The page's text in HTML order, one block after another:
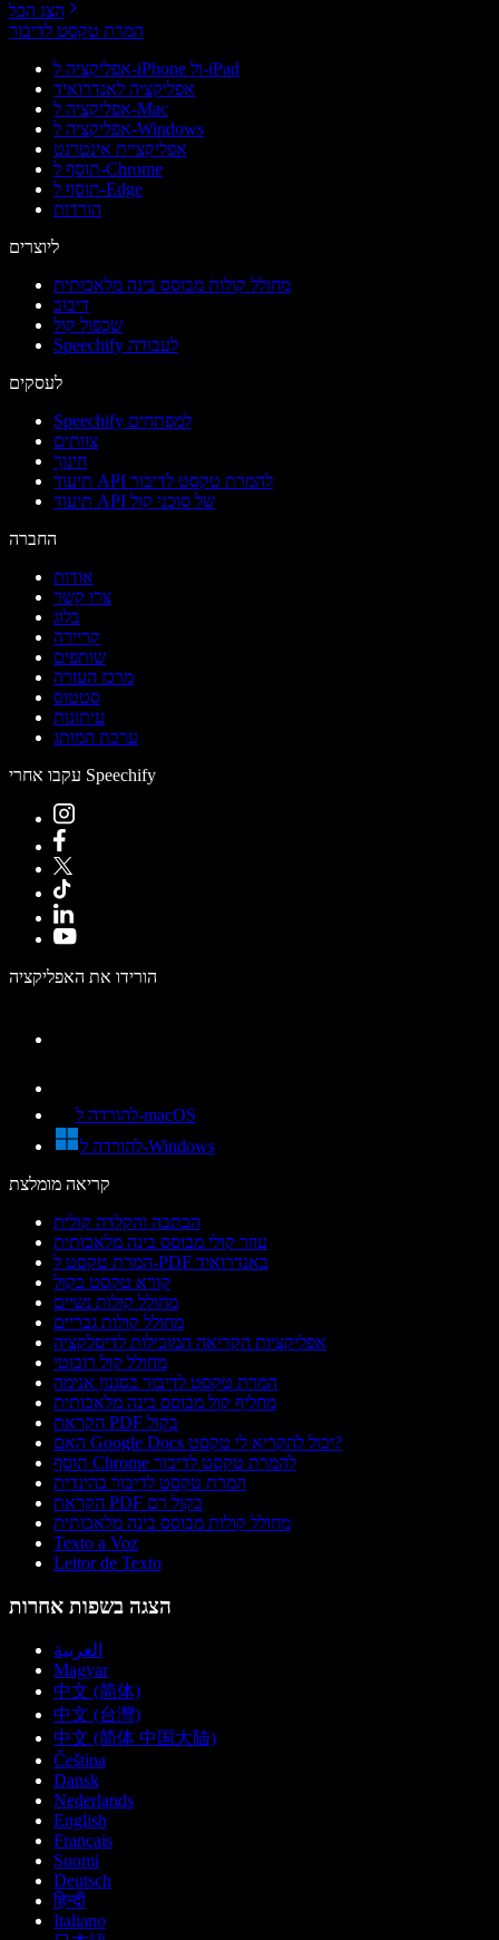
הצג הכל
המרת טקסט לדיבור
אפליקציה ל-iPhone ול-iPad
אפליקציה לאנדרואיד
אפליקציה ל-Mac
אפליקציה ל-Windows
אפליקציית אינטרנט
תוסף ל-Chrome
תוסף ל-Edge
הורדות
ליוצרים
מחולל קולות מבוסס בינה מלאכותית
דיבוב
שכפול קול
Speechify לעבודה
לעסקים
Speechify למפתחים
צוותים
חינוך
תיעוד API להמרת טקסט לדיבור
תיעוד API של סוכני קול
החברה
אודות
צרו קשר
בלוג
קריירה
שותפים
מרכז העזרה
סטטוס
עיתונות
ערכת המותג
עקבו אחרי Speechify
הורידו את האפליקציה
להורדה ל-macOS
להורדה ל-Windows
קריאה מומלצת
הכתבה והקלדה קולית
עוזר קולי מבוסס בינה מלאכותית
המרת טקסט ל-PDF באנדרואיד
קורא טקסט בקול
מחולל קולות נשיים
מחולל קולות גבריים
אפליקציות הקריאה המובילות לדיסלקציה
מחולל קול רובוטי
המרת טקסט לדיבור בסגנון אנימה
מחליף קול מבוסס בינה מלאכותית
הקראת PDF בקול
האם Google Docs יכול להקריא לי טקסט?
תוסף Chrome להמרת טקסט לדיבור
המרת טקסט לדיבור בהינדית
הקראת PDF בקול רם
מחולל קולות מבוסס בינה מלאכותית
Texto a Voz
Leitor de Texto
הצגה בשפות אחרות
العربية
Magyar
中文 (简体)
中文 (台灣)
中文 (简体 中国大陆)
Čeština
Dansk
Nederlands
English
Français
Suomi
Deutsch
हिन्दी
Italiano